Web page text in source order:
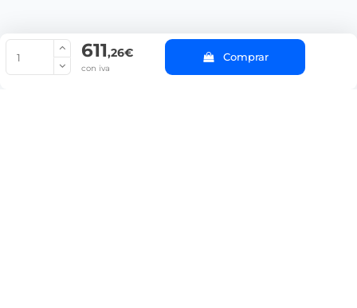
611,26€
con iva
Comprar
© Copyright 2022 PepeBar.com |
Aviso legal y
Condiciones generales de compra |
Blog